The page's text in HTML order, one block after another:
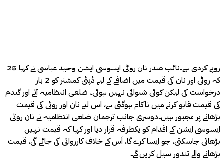
25 روپے کردی ہے۔نائب صدر نان روٹی ایسوسی ایشن وحید عباسی نے کہا
کہ روٹی اور نان کی قیمت میں اضافے کے لیے ڈپٹی کمشنر کو 2 بار
درخواست کی لیکن کوئی شنوائی نہیں ہوئی۔ ضلعی انتظامیہ آٹے اور گندم
کی قیمت قابو کرنے میں ناکام ہوگئی ہے، اس لیے نان اور روٹی کی قیمت
بڑھانے پر مجبور ہیں۔دوسری جانب ترجمان ضلعی انتظامیہ نے نان روٹی
ایسوسی ایشن کے اقدام کو یکطرفہ قرار دیا اور کہا کہ قیمت نہیں
بڑھائی جاسکتی، جو ایسا کرے گا، اُس کے خلاف کارروائی کی جائے گی، قیمت
بڑھانے والے تندور سیل کریں گے۔